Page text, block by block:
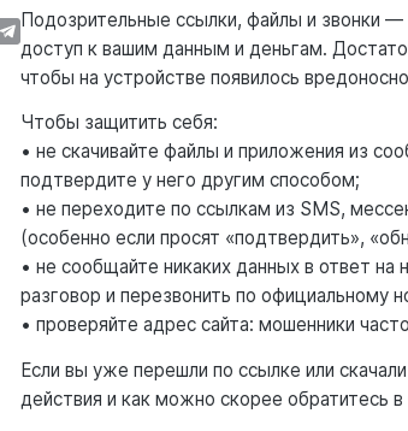
Подозрительные ссылки, файлы и звонки
доступ к вашим данным и деньгам.
чтобы на устройстве появилось
Чтобы защитить себя:
• не скачивайте файлы и приложения из
подтвердите у него другим способом;
• не переходите по ссылкам из SMS,
(особенно если просят «подтвердить»,
• не сообщайте никаких данных в ответ
разговор и перезвонить по официальному
• проверяйте адрес сайта: мошенники
Если вы уже перешли по ссылке или
действия и как можно скорее обратитесь